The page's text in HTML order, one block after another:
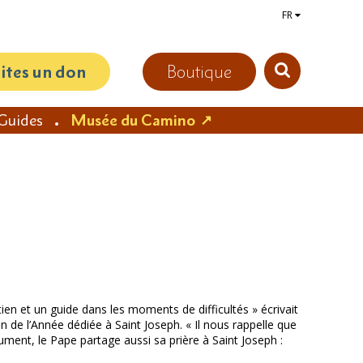
FR
Boutique
un don
Musée du Camino
et un guide dans les moments de difficultés » écrivait
l’Année dédiée à Saint Joseph. « Il nous rappelle que
le Pape partage aussi sa prière à Saint Joseph :